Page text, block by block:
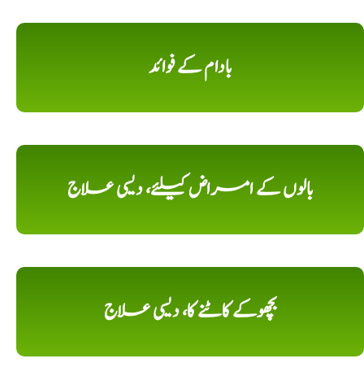
بادام کے فوائد
بالوں کے امراض کیلئے، دیسی علاج
بچھوکے کاٹنے کا، دیسی علاج